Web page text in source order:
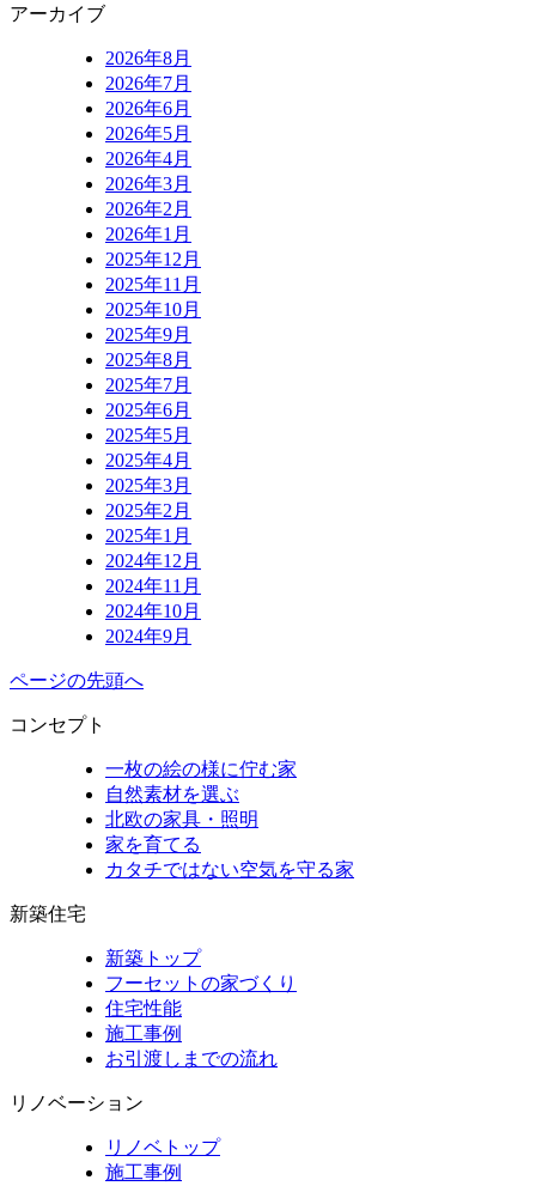
アーカイブ
2026年8月
2026年7月
2026年6月
2026年5月
2026年4月
2026年3月
2026年2月
2026年1月
2025年12月
2025年11月
2025年10月
2025年9月
2025年8月
2025年7月
2025年6月
2025年5月
2025年4月
2025年3月
2025年2月
2025年1月
2024年12月
2024年11月
2024年10月
2024年9月
ページの先頭へ
コンセプト
一枚の絵の様に佇む家
自然素材を選ぶ
北欧の家具・照明
家を育てる
カタチではない空気を守る家
新築住宅
新築トップ
フーセットの家づくり
住宅性能
施工事例
お引渡しまでの流れ
リノベーション
リノベトップ
施工事例